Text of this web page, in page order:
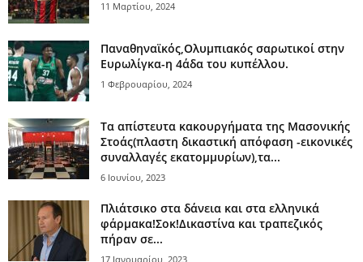
11 Μαρτίου, 2024
Παναθηναϊκός,Ολυμπιακός σαρωτικοί στην
Ευρωλίγκα-η 4άδα του κυπέλλου.
1 Φεβρουαρίου, 2024
Τα απίστευτα κακουργήματα της Μασονικής
Στοάς(πλαστη δικαστική απόφαση -εικονικές
συναλλαγές εκατομμυρίων),τα...
6 Ιουνίου, 2023
Πλιάτσικο στα δάνεια και στα ελληνικά
φάρμακα!Σοκ!Δικαστίνα και τραπεζικός
πήραν σε...
17 Ιανουαρίου, 2023